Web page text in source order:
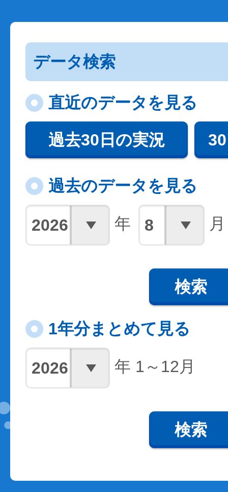
データ検索
直近のデータを見る
過去30日の実況
過去のデータを見る
年 月
検索
1年分まとめて見る
年 1～12月
検索